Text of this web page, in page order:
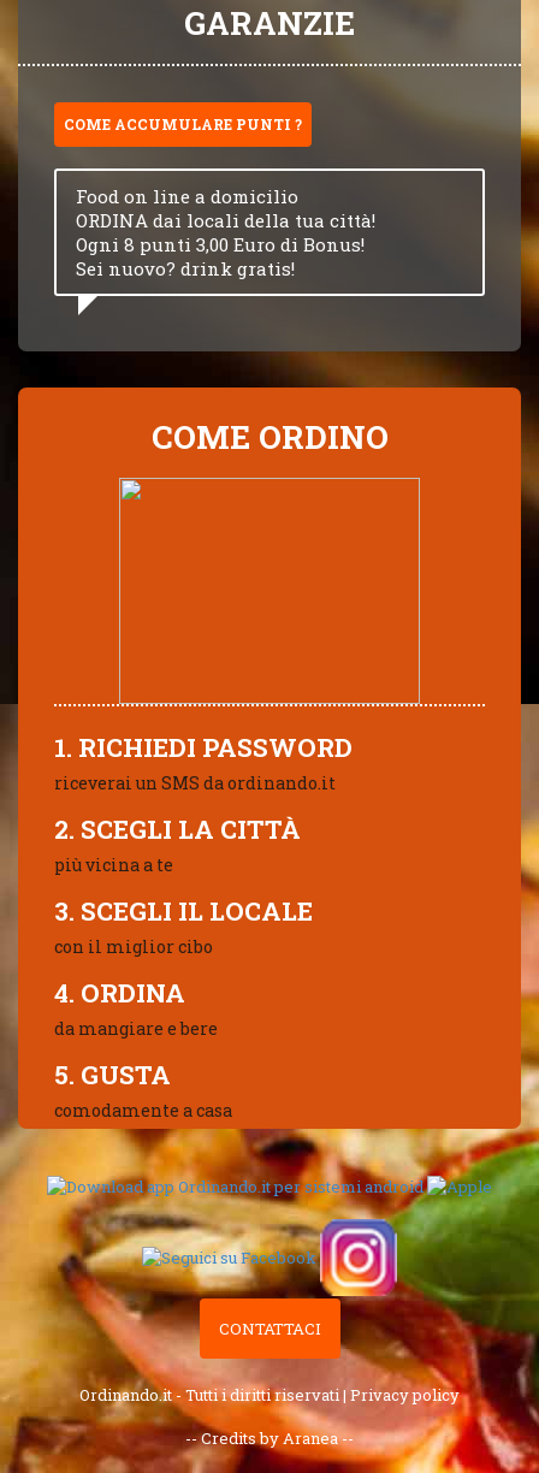
GARANZIE
COME ACCUMULARE PUNTI ?
Food on line a domicilio
ORDINA dai locali della tua città!
Ogni 8 punti 3,00 Euro di Bonus!
Sei nuovo? drink gratis!
COME ORDINO
1. RICHIEDI PASSWORD
riceverai un SMS da ordinando.it
2. SCEGLI LA CITTÀ
più vicina a te
3. SCEGLI IL LOCALE
con il miglior cibo
4. ORDINA
da mangiare e bere
5. GUSTA
comodamente a casa
CONTATTACI
Ordinando.it - Tutti i diritti riservati | Privacy policy
-- Credits by Aranea --